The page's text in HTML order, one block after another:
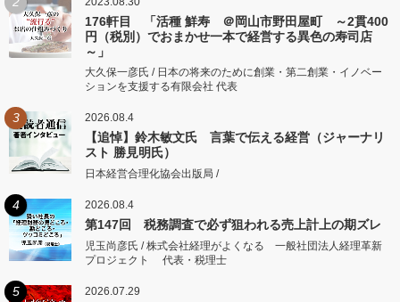
176軒目 「活種 鮮寿 ＠岡山市野田屋町 ～2貫400
円（税別）でおまかせ一本で経営する異色の寿司店
～」
大久保一彦氏 / 日本の将来のために創業・第二創業・イノベー
ションを支援する有限会社 代表
3 2026.08.4
【追悼】鈴木敏文氏 言葉で伝える経営（ジャーナリ
スト 勝見明氏）
日本経営合理化協会出版局 /
4 2026.08.4
第147回 税務調査で必ず狙われる売上計上の期ズレ
児玉尚彦氏 / 株式会社経理がよくなる 一般社団法人経理革新
プロジェクト 代表・税理士
5 2026.07.29